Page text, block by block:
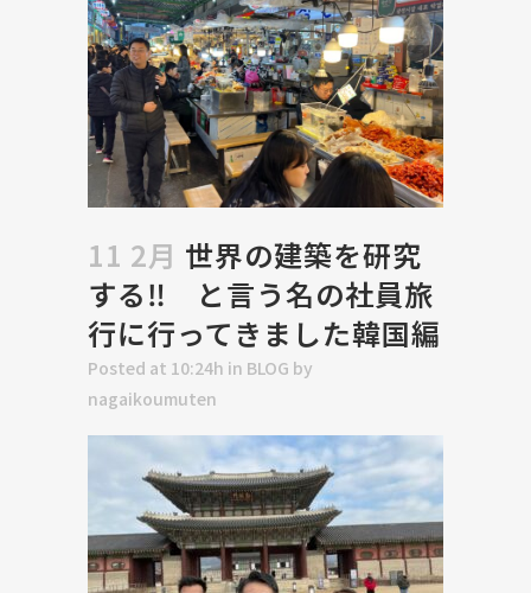
11 2月 世界の建築を研究
する‼ と言う名の社員旅
行に行ってきました韓国編
Posted at 10:24h in BLOG by
nagaikoumuten